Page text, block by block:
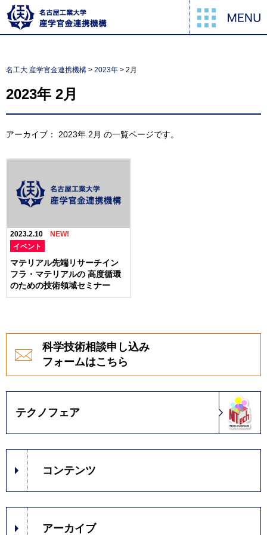
名工大 産学官金連携機構 > 2023年 > 2月
2023年 2月
アーカイブ： 2023年 2月 の一覧ページです。
2023.2.10
イベント
マテリアル先端リサーチイン
フラ・マテリアルの 高度循環
のための技術領域セミナー
科学技術相談申し込み
フォームはこちら
テクノフェア
コンテンツ
アーカイブ